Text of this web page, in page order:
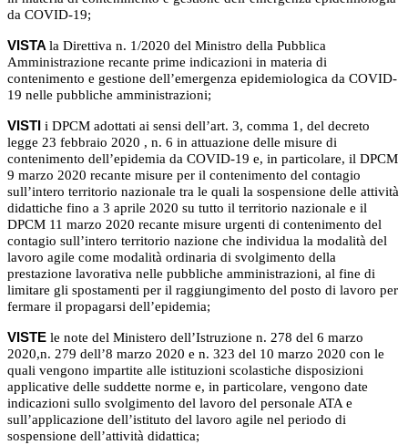
da COVID-19;
VISTA la Direttiva n. 1/2020 del Ministro della Pubblica
Amministrazione recante prime indicazioni in materia di
contenimento e gestione dell’emergenza epidemiologica da COVID-
19 nelle pubbliche amministrazioni;
VISTI i DPCM adottati ai sensi dell’art. 3, comma 1, del decreto
legge 23 febbraio 2020 , n. 6 in attuazione delle misure di
contenimento dell’epidemia da COVID-19 e, in particolare, il DPCM
9 marzo 2020 recante misure per il contenimento del contagio
sull’intero territorio nazionale tra le quali la sospensione delle attività
didattiche fino a 3 aprile 2020 su tutto il territorio nazionale e il
DPCM 11 marzo 2020 recante misure urgenti di contenimento del
contagio sull’intero territorio nazione che individua la modalità del
lavoro agile come modalità ordinaria di svolgimento della
prestazione lavorativa nelle pubbliche amministrazioni, al fine di
limitare gli spostamenti per il raggiungimento del posto di lavoro per
fermare il propagarsi dell’epidemia;
VISTE le note del Ministero dell’Istruzione n. 278 del 6 marzo
2020,n. 279 dell’8 marzo 2020 e n. 323 del 10 marzo 2020 con le
quali vengono impartite alle istituzioni scolastiche disposizioni
applicative delle suddette norme e, in particolare, vengono date
indicazioni sullo svolgimento del lavoro del personale ATA e
sull’applicazione dell’istituto del lavoro agile nel periodo di
sospensione dell’attività didattica;